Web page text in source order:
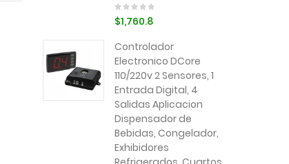
$1,760.8
Controlador
Electronico DCore
110/220v 2 Sensores, 1
Entrada Digital, 4
Salidas Aplicacion
Dispensador de
Bebidas, Congelador,
Exhibidores